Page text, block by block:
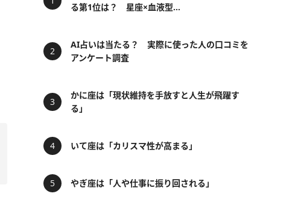
る第1位は？ 星座×血液型...
AI占いは当たる？ 実際に使った人の口コミを
アンケート調査
かに座は「現状維持を手放すと人生が飛躍す
る」
いて座は「カリスマ性が高まる」
やぎ座は「人や仕事に振り回される」